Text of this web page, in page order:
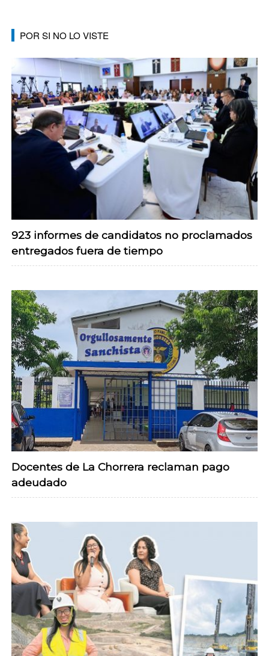
POR SI NO LO VISTE
923 informes de candidatos no proclamados
entregados fuera de tiempo
Docentes de La Chorrera reclaman pago
adeudado